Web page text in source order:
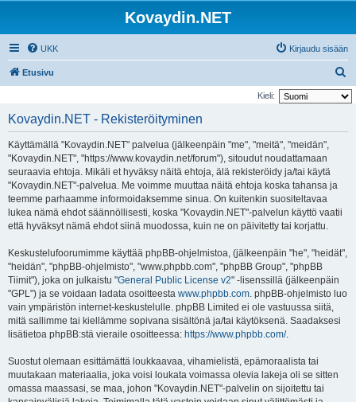
Kovaydin.NET
UKK Kirjaudu sisään
Etusivu
t
Kieli:
Kovaydin.NET - Rekisteröityminen
Käyttämällä "Kovaydin.NET" palvelua (jälkeenpäin "me", "meitä", "meidän",
"Kovaydin.NET", "https://www.kovaydin.net/forum"), sitoudut noudattamaan
seuraavia ehtoja. Mikäli et hyväksy näitä ehtoja, älä rekisteröidy ja/tai käytä
"Kovaydin.NET"-palvelua. Me voimme muuttaa näitä ehtoja koska tahansa ja
teemme parhaamme informoidaksemme sinua. On kuitenkin suositeltavaa
lukea nämä ehdot säännöllisesti, koska "Kovaydin.NET"-palvelun käyttö vaatii
että hyväksyt nämä ehdot siinä muodossa, kuin ne on päivitetty tai korjattu.
Keskustelufoorumimme käyttää phpBB-ohjelmistoa, (jälkeenpäin "he", "heidät",
"heidän", "phpBB-ohjelmisto", "www.phpbb.com", "phpBB Group", "phpBB
Tiimit"), joka on julkaistu "General Public License v2" -lisenssillä (jälkeenpäin
"GPL") ja se voidaan ladata osoitteesta www.phpbb.com. phpBB-ohjelmisto luo
vain ympäristön internet-keskustelulle. phpBB Limited ei ole vastuussa siitä,
mitä sallimme tai kiellämme sopivana sisältönä ja/tai käytöksenä. Saadaksesi
lisätietoa phpBB:stä vieraile osoitteessa: https://www.phpbb.com/.
Suostut olemaan esittämättä loukkaavaa, vihamielistä, epämoraalista tai
muutakaan materiaalia, joka voisi loukata voimassa olevia lakeja oli se sitten
omassa maassasi, se maa, johon "Kovaydin.NET"-palvelin on sijoitettu tai